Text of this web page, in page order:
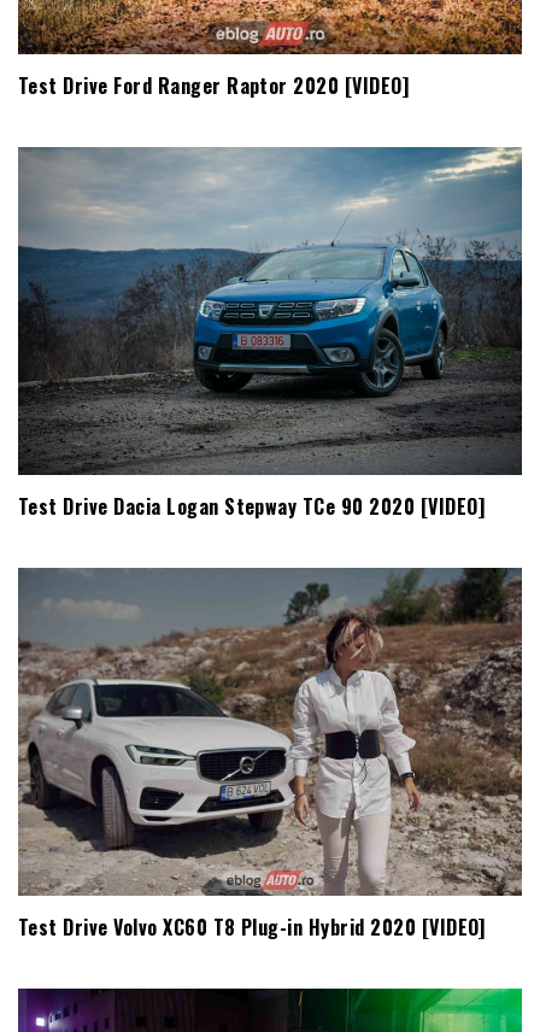
Test Drive Ford Ranger Raptor 2020 [VIDEO]
Test Drive Dacia Logan Stepway TCe 90 2020 [VIDEO]
Test Drive Volvo XC60 T8 Plug-in Hybrid 2020 [VIDEO]